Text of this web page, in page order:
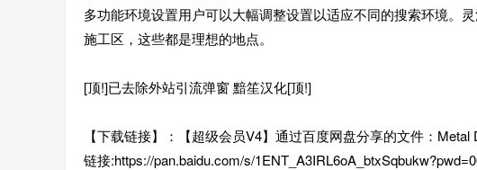
多功能环境设置用户可以大幅调整设置以适应不同的搜索环境。
施工区，这些都是理想的地点。
[顶!]已去除外站引流弹窗 黯笙汉化[顶!]
【下载链接】：【超级会员V4】通过百度网盘分享的文件：
链接:https://pan.baidu.com/s/